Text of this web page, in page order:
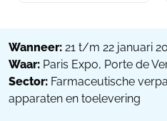
Wanneer: 21 t/m 22 januari
Waar: Paris Expo, Porte de
Sector: Farmaceutische
apparaten en toelevering